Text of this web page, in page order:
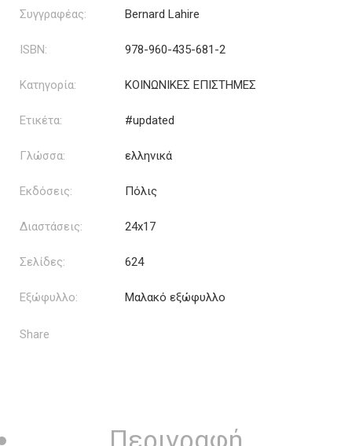
Συγγραφέας: Bernard Lahire
ISBN: 978-960-435-681-2
Κατηγορία: ΚΟΙΝΩΝΙΚΕΣ ΕΠΙΣΤΗΜΕΣ
Ετικέτα: #updated
Γλώσσα: ελληνικά
Εκδόσεις: Πόλις
Διαστάσεις: 24x17
Σελίδες: 624
Εξώφυλλο: Μαλακό εξώφυλλο
Share
Περιγραφή